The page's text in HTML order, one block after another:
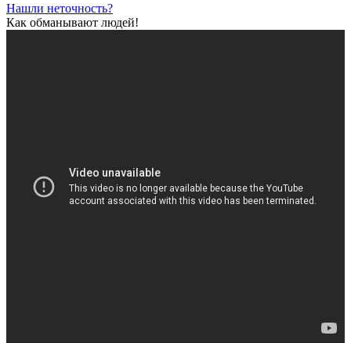
Нашли неточность?
Как обманывают людей!